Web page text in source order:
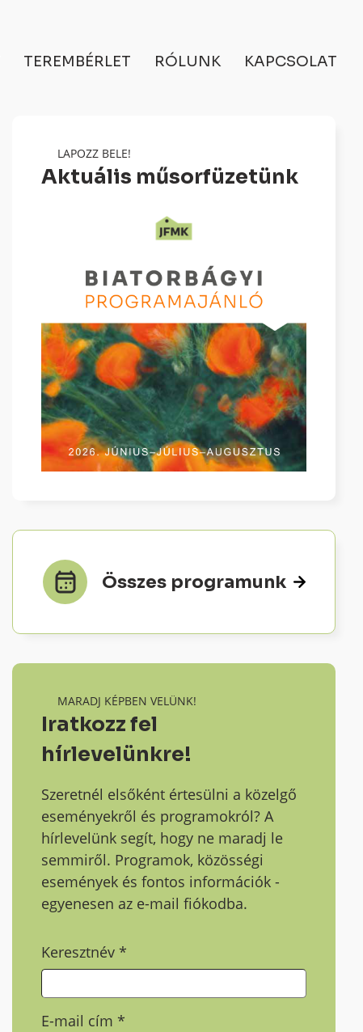
TEREMBÉRLET RÓLUNK KAPCSOLAT
LAPOZZ BELE!
Aktuális műsorfüzetünk
Összes programunk
MARADJ KÉPBEN VELÜNK!
Iratkozz fel
hírlevelünkre!
Szeretnél elsőként értesülni a közelgő
eseményekről és programokról? A
hírlevelünk segít, hogy ne maradj le
semmiről. Programok, közösségi
események és fontos információk -
egyenesen az e-mail fiókodba.
Keresztnév*
E-mail cím*